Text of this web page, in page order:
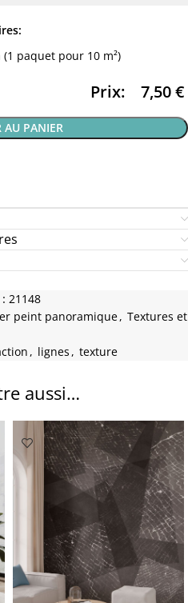
paquet pour 10 m²)
Prix: 7,50€
AU PANIER
21148
peint panoramique, Textures et
, lignes , texture
aussi…